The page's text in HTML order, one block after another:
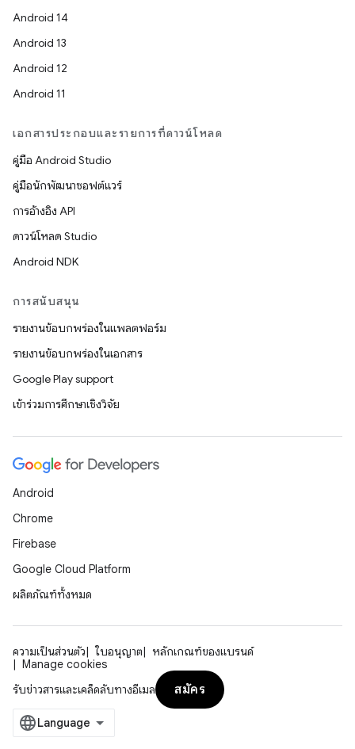
Android 14
Android 13
Android 12
Android 11
เอกสารประกอบและรายการที่ดาวน์โหลด
คู่มือ Android Studio
คู่มือนักพัฒนาซอฟต์แวร์
การอ้างอิง API
ดาวน์โหลด Studio
Android NDK
การสนับสนุน
รายงานข้อบกพร่องในแพลตฟอร์ม
รายงานข้อบกพร่องในเอกสาร
Google Play support
เข้าร่วมการศึกษาเชิงวิจัย
Android
Chrome
Firebase
Google Cloud Platform
ผลิตภัณฑ์ทั้งหมด
ความเป็นส่วนตัว ใบอนุญาต
หลักเกณฑ์ของแบรนด์
Manage cookies
รับข่าวสารและเคล็ดลับทางอีเมล
สมัคร